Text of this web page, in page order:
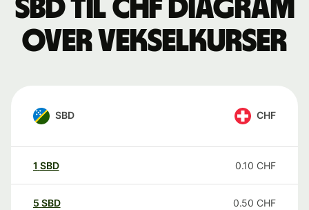
SBD til CHF Diagram
over vekselkurser
SBD CHF
1 SBD 0.10 CHF
5 SBD 0.50 CHF